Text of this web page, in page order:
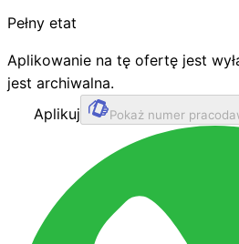
Pełny etat
Aplikowanie na tę ofertę jest
jest archiwalna.
Aplikuj
Pokaż numer